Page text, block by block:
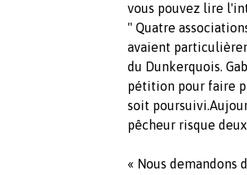
vous pouvez lire
" Quatre
avaient
du Dunkerquois.
pétition pour faire
soit
pêcheur risque
« Nous demandons